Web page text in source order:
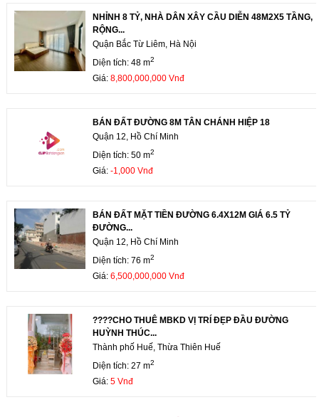
NHỈNH 8 TỶ, NHÀ DÂN XÂY CẦU DIỄN 48M2X5 TẦNG,
RỘNG...
Quận Bắc Từ Liêm, Hà Nội
Diện tích: 48 m2
Giá:8,800,000,000 Vnđ
BÁN ĐẤT ĐƯỜNG 8M TÂN CHÁNH HIỆP 18
Quận 12, Hồ Chí Minh
Diện tích: 50 m2
Giá:-1,000 Vnđ
BÁN ĐẤT MẶT TIỀN ĐƯỜNG 6.4X12M GIÁ 6.5 TỶ
ĐƯỜNG...
Quận 12, Hồ Chí Minh
Diện tích: 76 m2
Giá:6,500,000,000 Vnđ
????CHO THUÊ MBKD VỊ TRÍ ĐẸP ĐẦU ĐƯỜNG
HUỲNH THÚC...
Thành phố Huế, Thừa Thiên Huế
Diện tích: 27 m2
Giá:5 Vnđ